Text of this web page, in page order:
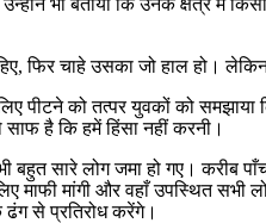
चाहे उसका जो हाल हो। लेकिन
पीटने को तत्पर युवकों को
साफ है कि हमें हिंसा नहीं करनी।
सारे लोग जमा हो गए।
मांगी और वहाँ उपस्थित सभी
से प्रतिरोध करेंगे।